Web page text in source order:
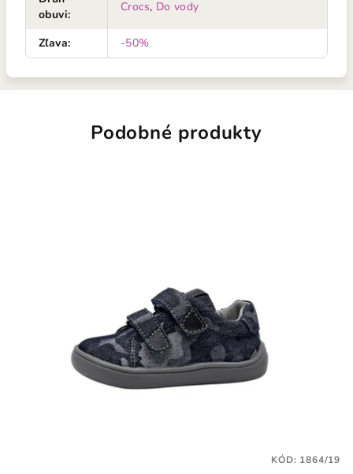
obuvi:
Crocs, Do vody
Zľava: -50%
Podobné produkty
KÓD: 1864/19